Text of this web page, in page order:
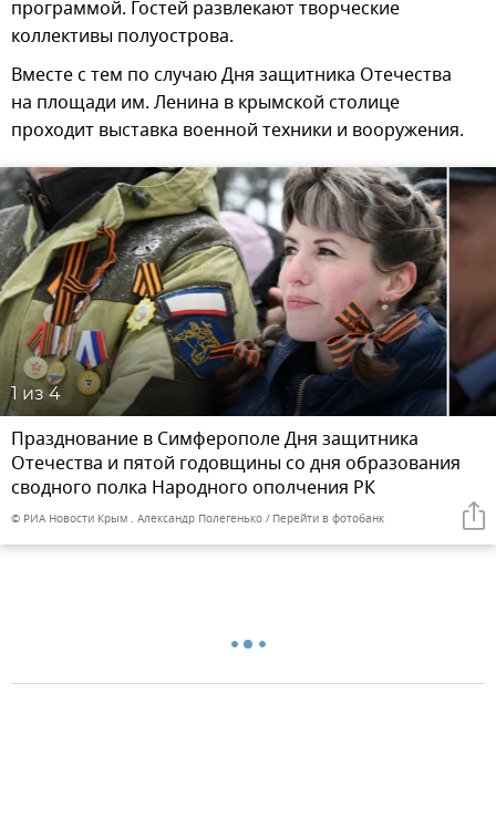
программой. Гостей развлекают творческие
коллективы полуострова.
Вместе с тем по случаю Дня защитника Отечества
на площади им. Ленина в крымской столице
проходит выставка военной техники и вооружения.
1 из 4
Празднование в Симферополе Дня защитника
Отечества и пятой годовщины со дня образования
сводного полка Народного ополчения РК
© РИА Новости Крым . Александр Полегенько Перейти в фотобанк